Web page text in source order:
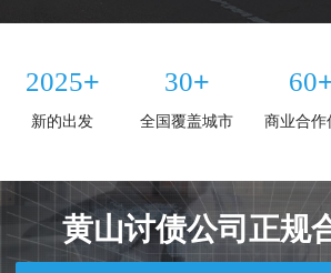
2025+
新的出发
30+
全国覆盖城市
60
商业合作
黄山讨债公司正规